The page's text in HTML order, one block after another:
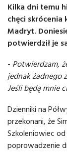
Kilka dni temu
chęci
Madryt.
potwierdził je
- Potwierdzam,
jednak żadnego
Jeśli będą mnie
Dzienniki na
przekonani, że
Szkoleniowiec
poprowadzenie